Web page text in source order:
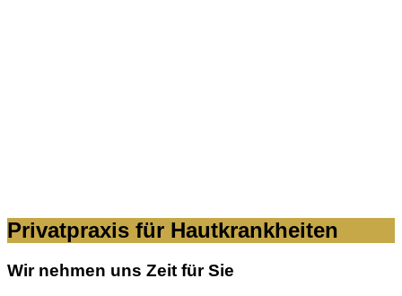
Privatpraxis für Hautkrankheiten
Wir nehmen uns Zeit für Sie